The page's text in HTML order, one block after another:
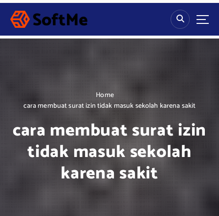
S
p
Home
cara membuat surat izin tidak masuk sekolah karena sakit
cara membuat surat izin
tidak masuk sekolah
karena sakit